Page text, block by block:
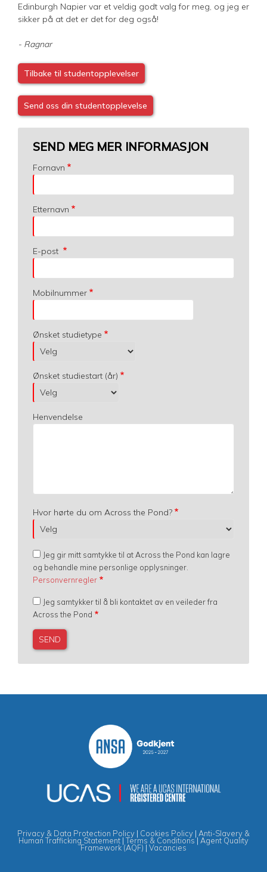
Edinburgh Napier var et veldig godt valg for meg, og jeg er
sikker på at det er det for deg også!
- Ragnar
Tilbake til studentopplevelser
Send oss din studentopplevelse
SEND MEG MER INFORMASJON
Fornavn
Etternavn
E-post
Mobilnummer
Ønsket studietype
Ønsket studiestart (år)
Henvendelse
Hvor hørte du om Across the Pond?
Jeg gir mitt samtykke til at Across the Pond kan lagre
og behandle mine personlige opplysninger.
Personvernregler
Jeg samtykker til å bli kontaktet av en veileder fra
Across the Pond
Privacy & Data Protection Policy | Cookies Policy | Anti-Slavery &
Human Trafficking Statement | Terms & Conditions| Agent Quality
Framework (AQF) | Vacancies